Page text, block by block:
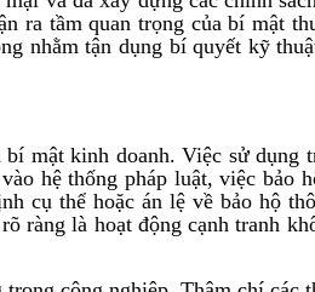
ra tầm quan trọng của bí mật
nhằm tận dụng bí quyết kỹ
mật kinh doanh. Việc sử dụng
hệ thống pháp luật, việc bảo
cụ thể hoặc án lệ về bảo hộ
ràng là hoạt động cạnh tranh